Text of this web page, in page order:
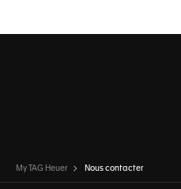
My TAG Heuer Nous contacter